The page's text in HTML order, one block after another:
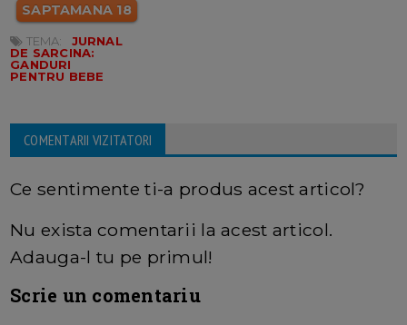
SAPTAMANA 18
TEMA:
JURNAL
DE SARCINA:
GANDURI
PENTRU BEBE
COMENTARII VIZITATORI
Ce sentimente ti-a produs acest articol?
Nu exista comentarii la acest articol.
Adauga-l tu pe primul!
Scrie un comentariu